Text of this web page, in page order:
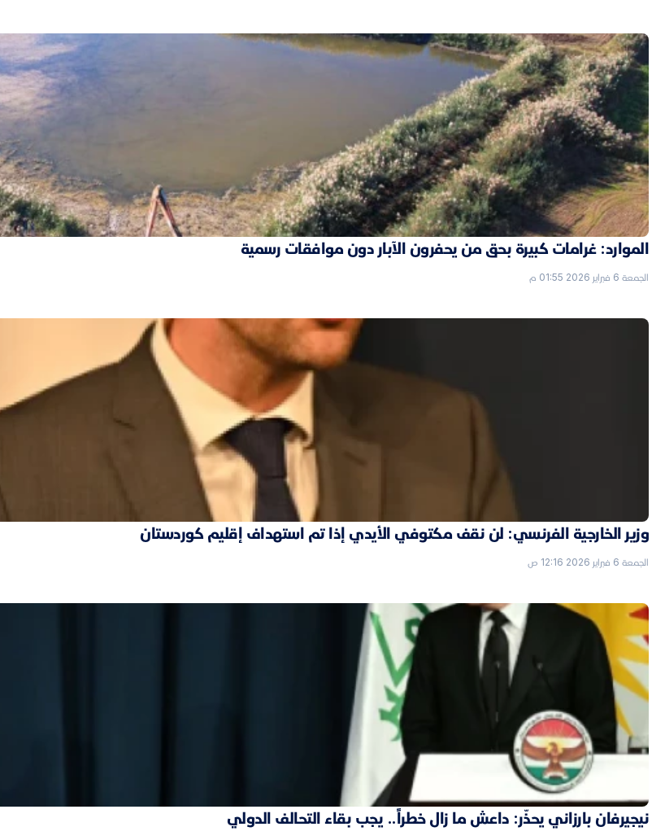
الموارد: غرامات كبيرة بحق من يحفرون الآبار دون موافقات رسمية
الجمعة 6 فبراير 2026 01:55 م
وزير الخارجية الفرنسي: لن نقف مكتوفي الأيدي إذا تم استهداف إقليم كوردستان
الجمعة 6 فبراير 2026 12:16 ص
نيجيرفان بارزاني يحذّر: داعش ما زال خطراً.. يجب بقاء التحالف الدولي